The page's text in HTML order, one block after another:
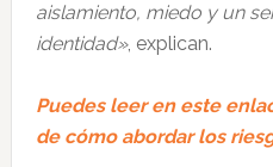
aislamiento, miedo y un
identidad», explican.
Puedes leer en este
de cómo abordar los